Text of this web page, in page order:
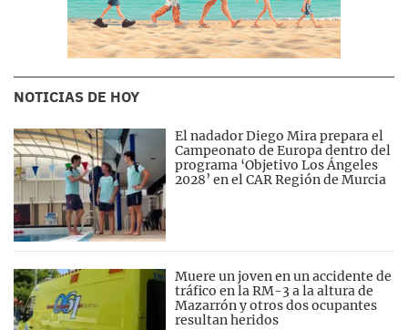
NOTICIAS DE HOY
El nadador Diego Mira prepara el
Campeonato de Europa dentro del
programa ‘Objetivo Los Ángeles
2028’ en el CAR Región de Murcia
Muere un joven en un accidente de
tráfico en la RM-3 a la altura de
Mazarrón y otros dos ocupantes
resultan heridos